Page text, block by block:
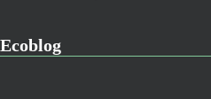
Ecoblog